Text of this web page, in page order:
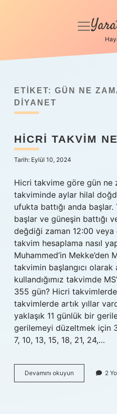
Anasayfa
Yasal Uyarı
menüyü
ETIKET: GÜN NE
DIYANET
HICRI TAKVIM
Tarih: Eylül 10, 2024
Hicri takvime göre gün ne
takviminde aylar hilal
ufukta battığı anda
başlar ve güneşin battığı
değdiği zaman 12:00 veya
takvim hesaplama nasıl
Muhammed’in Mekke’den
takvimin başlangıcı olarak
kullandığımız takvimde
355 gün? Hicri
takvimlerde artık yıllar
yaklaşık 11 günlük bir
gerilemeyi düzeltmek için
7, 10, 13, 15, 18, 21, 24,…
Devamını okuyun
Takvim
2